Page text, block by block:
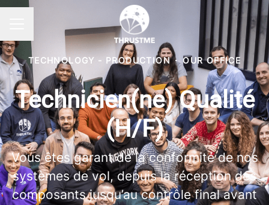
Career menu
TECHNOLOGY - PRODUCTION · OUR OFFICE
Technicien(ne) Qualité
(H/F)
Vous êtes garant de la conformité de nos
systèmes de vol, depuis la réception des
composants jusqu’au contrôle final avant